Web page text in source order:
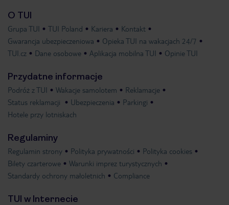
O TUI
Grupa TUI TUI Poland Kariera
Kontakt
Gwarancja ubezpieczeniowa
Opieka TUI na wakacjach 24/7
TUI.cz
Dane osobowe Aplikacja mobilna TUI Opinie TUI
Przydatne informacje
Podróż z TUI Wakacje samolotem
Reklamacje
Status reklamacji
Ubezpieczenia
Parkingi
Hotele przy lotniskach
Regulaminy
Regulamin strony Polityka prywatności
Polityka cookies
Bilety czarterowe
Warunki imprez turystycznych
Standardy ochrony małoletnich
Compliance
TUI w Internecie